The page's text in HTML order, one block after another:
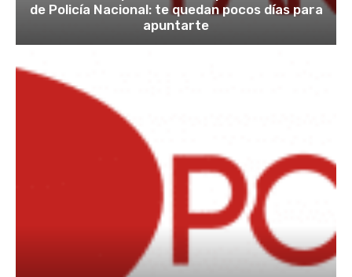
de Policía Nacional: te quedan pocos días para
apuntarte